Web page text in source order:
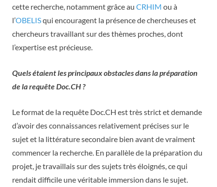
cette recherche, notamment grâce au CRHIM ou à
l’OBELISqui encouragent la présence de chercheuses et
chercheurs travaillant sur des thèmes proches, dont
l’expertise est précieuse.
Quels étaient les principaux obstacles dans la préparation
de la requête Doc.CH ?
Le format de la requête Doc.CH est très strict et demande
d’avoir des connaissances relativement précises sur le
sujet et la littérature secondaire bien avant de vraiment
commencer la recherche. En parallèle de la préparation du
projet, je travaillais sur des sujets très éloignés, ce qui
rendait difficile une véritable immersion dans le sujet.